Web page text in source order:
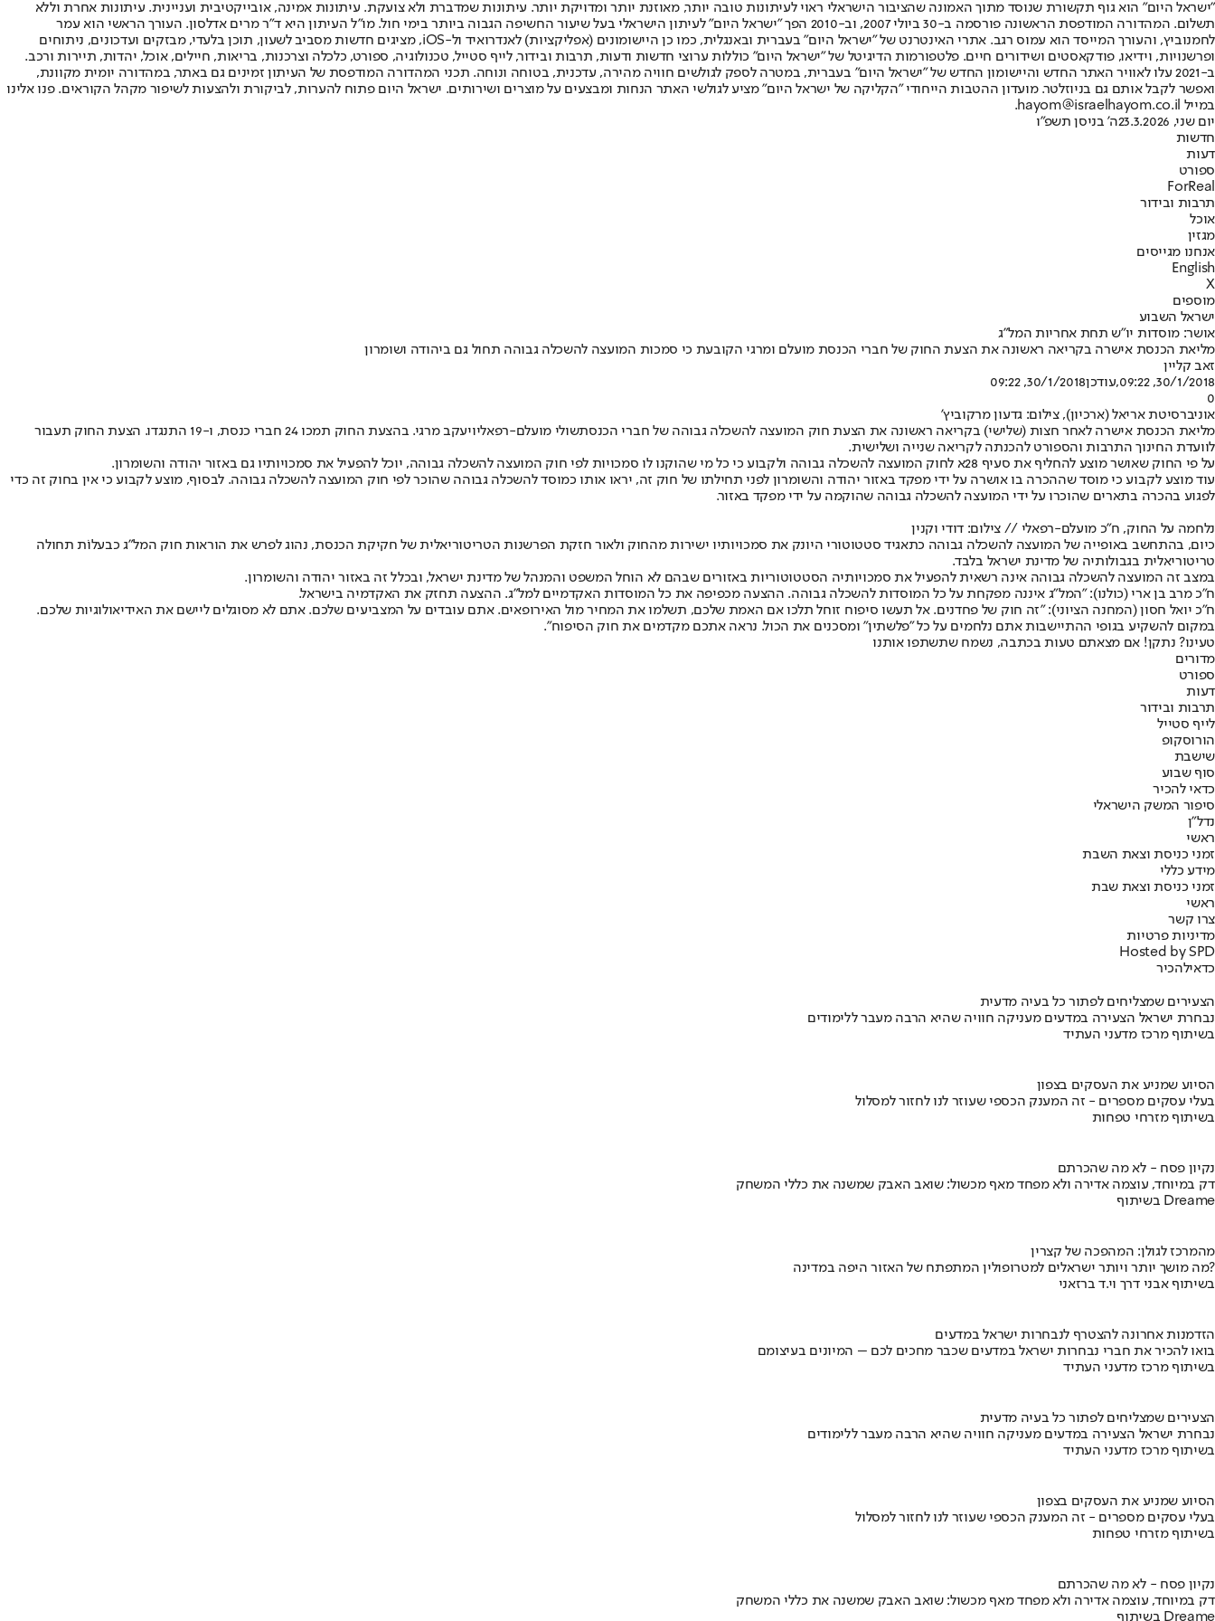
"ישראל היום" הוא גוף תקשורת שנוסד מתוך האמונה שהציבור הישראלי ראוי לעיתונות טובה יותר, מאוזנת יותר ומדויקת יותר. עיתונות שמדברת ולא צועקת. עיתונות אמינה, אובייקטיבית ועניינית. עיתונות אחרת וללא
תשלום. המהדורה המודפסת הראשונה פורסמה ב-30 ביולי 2007, וב-2010 הפך "ישראל היום" לעיתון הישראלי בעל שיעור החשיפה הגבוה ביותר בימי חול. מו"ל העיתון היא ד"ר מרים אדלסון. העורך הראשי הוא עמר
לחמנוביץ, והעורך המייסד הוא עמוס רגב. אתרי האינטרנט של "ישראל היום" בעברית ובאנגלית, כמו כן היישומונים (אפליקציות) לאנדרואיד ול-iOS, מציגים חדשות מסביב לשעון, תוכן בלעדי, מבזקים ועדכונים, ניתוחים
ופרשנויות, וידיאו, פודקאסטים ושידורים חיים. פלטפורמות הדיגיטל של "ישראל היום" כוללות ערוצי חדשות ודעות, תרבות ובידור, לייף סטייל, טכנולוגיה, ספורט, כלכלה וצרכנות, בריאות, חיילים, אוכל, יהדות, תיירות ורכב.
ב-2021 עלו לאוויר האתר החדש והיישומון החדש של "ישראל היום" בעברית, במטרה לספק לגולשים חוויה מהירה, עדכנית, בטוחה ונוחה. תכני המהדורה המודפסת של העיתון זמינים גם באתר, במהדורה יומית מקוונת,
ואפשר לקבל אותם גם בניוזלטר. מועדון ההטבות הייחודי "הקליקה של ישראל היום" מציע לגולשי האתר הנחות ומבצעים על מוצרים ושירותים. ישראל היום פתוח להערות, לביקורת ולהצעות לשיפור מקהל הקוראים. פנו אלינו
במייל hayom@israelhayom.co.il.
יום שני, 23.3.2026
ה' בניסן תשפ"ו
חדשות
דעות
ספורט
ForReal
תרבות ובידור
אוכל
מגזין
אנחנו מגייסים
English
X
מוספים
ישראל השבוע
אושר: מוסדות יו"ש תחת אחריות המל"ג
מליאת הכנסת אישרה בקריאה ראשונה את הצעת החוק של חברי הכנסת מועלם ומרגי הקובעת כי סמכות המועצה להשכלה גבוהה תחול גם ביהודה ושומרון
זאב קליין
30/1/2018, 09:22
,עודכן30/1/2018, 09:22
0
אוניברסיטת אריאל (ארכיון), צילום: גדעון מרקוביץ'
מליאת הכנסת אישרה לאחר חצות (שלישי) בקריאה ראשונה את הצעת חוק המועצה להשכלה גבוהה של חברי הכנסתשולי מועלם-רפאלי
ויעקב מרגי. בהצעת החוק תמכו 24 חברי כנסת, ו-19 התנגדו. הצעת החוק תעבור
לוועדת החינוך התרבות והספורט להכנתה לקריאה שנייה ושלישית.
על פי החוק שאושר מוצע להחליף את סעיף 28א לחוק המועצה להשכלה גבוהה ולקבוע כי כל מי שהוקנו לו סמכויות לפי חוק המועצה להשכלה גבוהה, יוכל להפעיל את סמכויותיו גם באזור יהודה והשומרון.
עוד מוצע לקבוע כי מוסד שההכרה בו אושרה על ידי מפקד באזור יהודה והשומרון לפני תחילתו של חוק זה, יראו אותו כמוסד להשכלה גבוהה שהוכר לפי חוק המועצה להשכלה גבוהה. לבסוף, מוצע לקבוע כי אין בחוק זה כדי
לפגוע בהכרה בתארים שהוכרו על ידי המועצה להשכלה גבוהה שהוקמה על ידי מפקד באזור.
נלחמה על החוק, ח"כ מועלם-רפאלי // צילום: דודי וקנין
כיום, בהתחשב באופייה של המועצה להשכלה גבוהה כתאגיד סטטוטורי היונק את סמכויותיו ישירות מהחוק ולאור חזקת הפרשנות הטריטוריאלית של חקיקת הכנסת, נהוג לפרש את הוראות חוק המל"ג כבעלוֹת תחולה
טריטוריאלית בגבולותיה של מדינת ישראל בלבד.
במצב זה המועצה להשכלה גבוהה אינה רשאית להפעיל את סמכויותיה הסטטוטוריות באזורים שבהם לא הוחל המשפט והמנהל של מדינת ישראל, ובכלל זה באזור יהודה והשומרון.
ח"כ מרב בן ארי (כולנו): "המל"ג איננה מפקחת על כל המוסדות להשכלה גבוהה. ההצעה מכפיפה את כל המוסדות האקדמיים למל"ג. ההצעה תחזק את האקדמיה בישראל.
ח"כ יואל חסון (המחנה הציוני): "זה חוק של פחדנים. אל תעשו סיפוח זוחל תלכו אם האמת שלכם, תשלמו את המחיר מול האירופאים. אתם עובדים על המצביעים שלכם. אתם לא מסוגלים ליישם את האידיאולוגיות שלכם.
במקום להשקיע בגופי ההתיישבות אתם נלחמים על כל "פלשתין" ומסכנים את הכול. נראה אתכם מקדמים את חוק הסיפוח".
טעינו? נתקן! אם מצאתם טעות בכתבה, נשמח שתשתפו אותנו
מדורים
ספורט
דעות
תרבות ובידור
לייף סטייל
הורוסקופ
שישבת
סוף שבוע
כדאי להכיר
סיפור המשק הישראלי
נדל"ן
ראשי
זמני כניסת וצאת השבת
מידע כללי
זמני כניסת וצאת שבת
ראשי
צרו קשר
מדיניות פרטיות
Hosted by SPD
כדאילהכיר
הצעירים שמצליחים לפתור כל בעיה מדעית
נבחרת ישראל הצעירה במדעים מעניקה חוויה שהיא הרבה מעבר ללימודים
בשיתוף מרכז מדעני העתיד
הסיוע שמניע את העסקים בצפון
בעלי עסקים מספרים - זה המענק הכספי שעוזר לנו לחזור למסלול
בשיתוף מזרחי טפחות
נקיון פסח - לא מה שהכרתם
דק במיוחד, עוצמה אדירה ולא מפחד מאף מכשול: שואב האבק שמשנה את כללי המשחק
בשיתוף Dreame
מהמרכז לגולן: המהפכה של קצרין
מה מושך יותר ויותר ישראלים למטרופולין המתפתח של האזור היפה במדינה?
בשיתוף אבני דרך וי.ד ברזאני
הזדמנות אחרונה להצטרף לנבחרות ישראל במדעים
בואו להכיר את חברי נבחרות ישראל במדעים שכבר מחכים לכם – המיונים בעיצומם
בשיתוף מרכז מדעני העתיד
הצעירים שמצליחים לפתור כל בעיה מדעית
נבחרת ישראל הצעירה במדעים מעניקה חוויה שהיא הרבה מעבר ללימודים
בשיתוף מרכז מדעני העתיד
הסיוע שמניע את העסקים בצפון
בעלי עסקים מספרים - זה המענק הכספי שעוזר לנו לחזור למסלול
בשיתוף מזרחי טפחות
נקיון פסח - לא מה שהכרתם
דק במיוחד, עוצמה אדירה ולא מפחד מאף מכשול: שואב האבק שמשנה את כללי המשחק
בשיתוף Dreame